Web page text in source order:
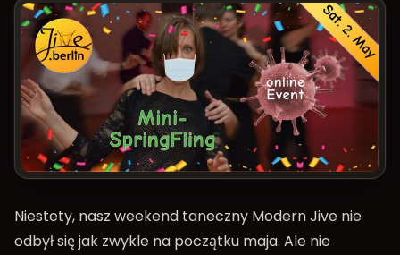
Niestety, nasz weekend taneczny Modern Jive nie
odbył się jak zwykle na początku maja. Ale nie